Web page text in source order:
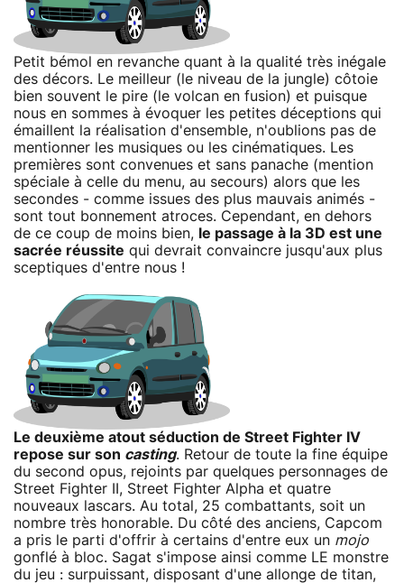
Petit bémol en revanche quant à la qualité très inégale
des décors. Le meilleur (le niveau de la jungle) côtoie
bien souvent le pire (le volcan en fusion) et puisque
nous en sommes à évoquer les petites déceptions qui
émaillent la réalisation d'ensemble, n'oublions pas de
mentionner les musiques ou les cinématiques. Les
premières sont convenues et sans panache (mention
spéciale à celle du menu, au secours) alors que les
secondes - comme issues des plus mauvais animés -
sont tout bonnement atroces. Cependant, en dehors
de ce coup de moins bien, le passage à la 3D est une
sacrée réussite qui devrait convaincre jusqu'aux plus
sceptiques d'entre nous !
Le deuxième atout séduction de Street Fighter IV
repose sur son casting. Retour de toute la fine équipe
du second opus, rejoints par quelques personnages de
Street Fighter II, Street Fighter Alpha et quatre
nouveaux lascars. Au total, 25 combattants, soit un
nombre très honorable. Du côté des anciens, Capcom
a pris le parti d'offrir à certains d'entre eux un mojo
gonflé à bloc. Sagat s'impose ainsi comme LE monstre
du jeu : surpuissant, disposant d'une allonge de titan,